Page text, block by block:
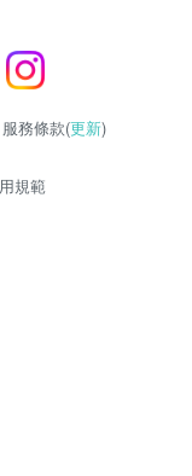
務條款(更新)
規範